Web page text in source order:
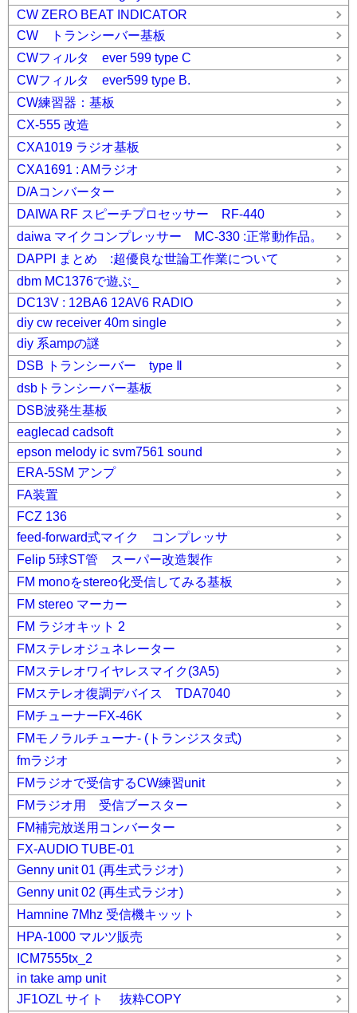
CW ZERO BEAT INDICATOR
CW トランシーバー基板
CWフィルタ ever 599 type C
CWフィルタ ever599 type B.
CW練習器：基板
CX-555 改造
CXA1019 ラジオ基板
CXA1691 : AMラジオ
D/Aコンバーター
DAIWA RF スピーチプロセッサー RF-440
daiwa マイクコンプレッサー MC-330 :正常動作品。
DAPPI まとめ :超優良な世論工作業について
dbm MC1376で遊ぶ_
DC13V : 12BA6 12AV6 RADIO
diy cw receiver 40m single
diy 系ampの謎
DSB トランシーバー type Ⅱ
dsbトランシーバー基板
DSB波発生基板
eaglecad cadsoft
epson melody ic svm7561 sound
ERA-5SM アンプ
FA装置
FCZ 136
feed-forward式マイク コンプレッサ
Felip 5球ST管 スーパー改造製作
FM monoをstereo化受信してみる基板
FM stereo マーカー
FM ラジオキット 2
FMステレオジュネレーター
FMステレオワイヤレスマイク(3A5)
FMステレオ復調デバイス TDA7040
FMチューナーFX-46K
FMモノラルチューナ- (トランジスタ式)
fmラジオ
FMラジオで受信するCW練習unit
FMラジオ用 受信ブースター
FM補完放送用コンバーター
FX-AUDIO TUBE-01
Genny unit 01 (再生式ラジオ)
Genny unit 02 (再生式ラジオ)
Hamnine 7Mhz 受信機キッット
HPA-1000 マルツ販売
ICM7555tx_2
in take amp unit
JF1OZL サイト 抜粋COPY